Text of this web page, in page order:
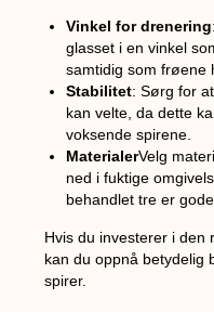
Vinkel for drenering
glasset i en vinkel
samtidig som frøene
Stabilitet: Sørg for
kan velte, da dette
voksende spirene.
MaterialerVelg
ned i fuktige
behandlet tre er gode
Hvis du investerer i den
kan du oppnå betydelig
spirer.